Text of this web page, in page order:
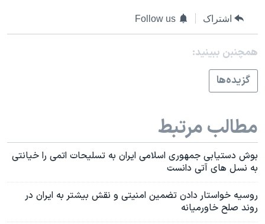
سفر پرزیدنت ترامپ به چین
اشتراک Follow us
همچنبن ببینید:
گزيده‌ها
مطالب مرتبط
بوش دستيابی جمهوری اسلامی ايران به تسليحات اتمی را خيانتی
به نسل های آتی دانست
روسيه خواستار دادن تضمين امنيتی و نقش بيشتر به ايران در
روند صلح خاورميانه